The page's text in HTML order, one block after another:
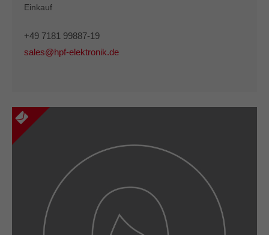
Einkauf
+49 7181 99887-19
sales@hpf-elektronik.de